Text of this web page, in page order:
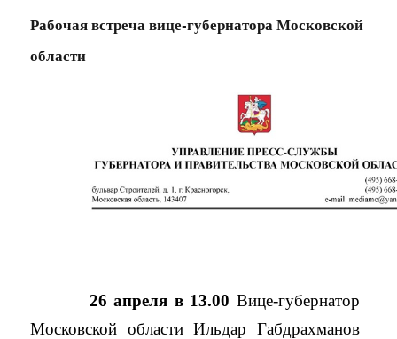
Рабочая встреча вице-губернатора Московской
области
26 апреля в 13.00 Вице-губернатор
Московской области Ильдар Габдрахманов